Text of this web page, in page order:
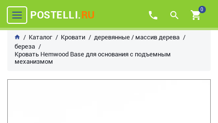
POSTELLI.RU 0
Каталог Кровати
деревянные / массив дерева
береза
Кровать Hemwood Base для основания с подъемным
механизмом